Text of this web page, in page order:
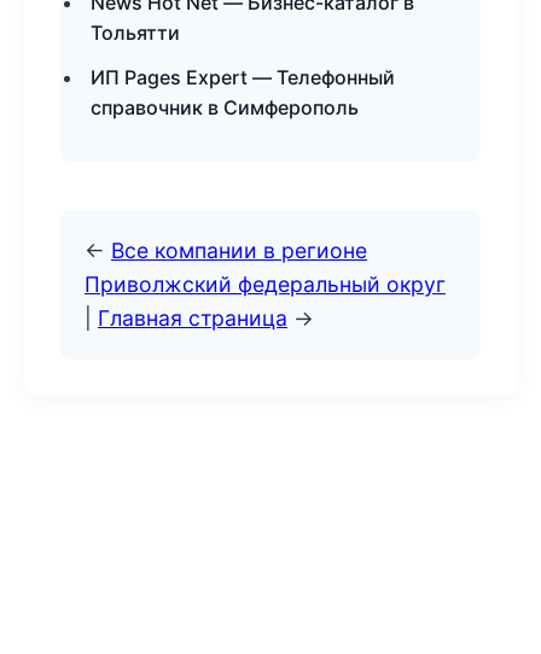
Тольятти
ИП Pages Expert — Телефонный
справочник в Симферополь
← Все компании в регионе
Приволжский федеральный округ
Главная страница →